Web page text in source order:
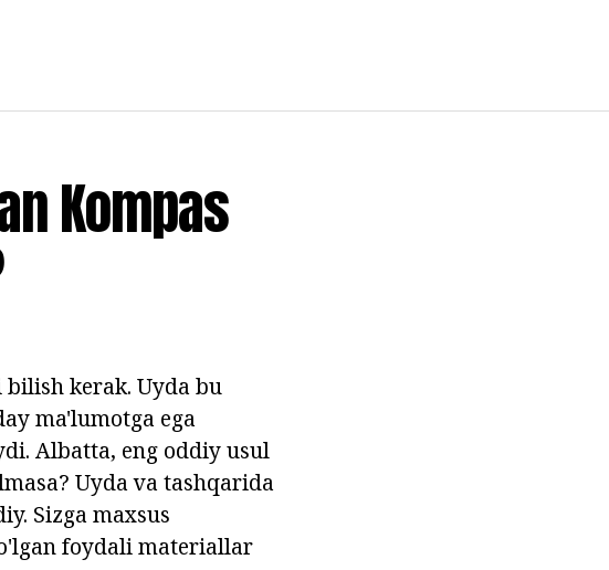
Kompas
kerak. Uyda bu
ma'lumotga ega
Albatta, eng oddiy usul
Uyda va tashqarida
Sizga maxsus
foydali materiallar